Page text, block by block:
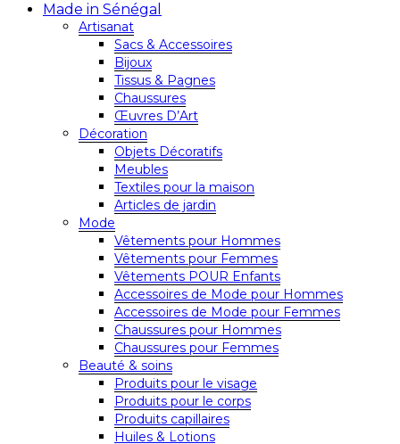
Made in Sénégal
Artisanat
Sacs & Accessoires
Bijoux
Tissus & Pagnes
Chaussures
Œuvres D’Art
Décoration
Objets Décoratifs
Meubles
Textiles pour la maison
Articles de jardin
Mode
Vêtements pour Hommes
Vêtements pour Femmes
Vêtements POUR Enfants
Accessoires de Mode pour Hommes
Accessoires de Mode pour Femmes
Chaussures pour Hommes
Chaussures pour Femmes
Beauté & soins
Produits pour le visage
Produits pour le corps
Produits capillaires
Huiles & Lotions